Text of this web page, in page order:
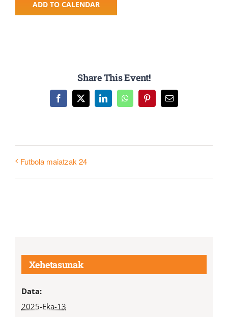
ADD TO CALENDAR
Share This Event!
Facebook
X LinkedInWhatsAppPinterestEmail
Futbola maiatzak 24
Xehetasunak
Data:
2025-Eka-13